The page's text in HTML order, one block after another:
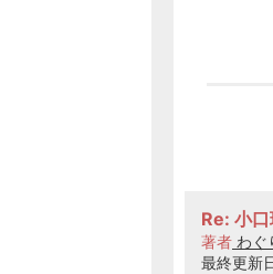
Re: 小
著者 わぐ
最終更新